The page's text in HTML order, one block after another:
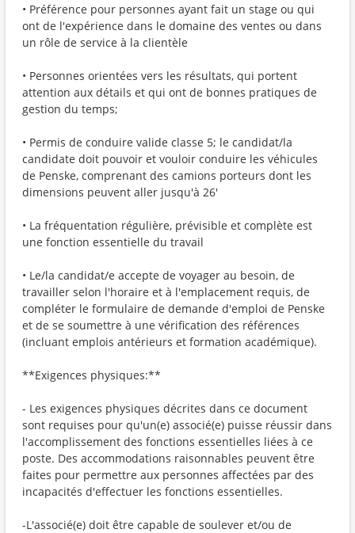
• Préférence pour personnes ayant fait un stage ou qui
ont de l'expérience dans le domaine des ventes ou dans
un rôle de service à la clientèle
• Personnes orientées vers les résultats, qui portent
attention aux détails et qui ont de bonnes pratiques de
gestion du temps;
• Permis de conduire valide classe 5; le candidat/la
candidate doit pouvoir et vouloir conduire les véhicules
de Penske, comprenant des camions porteurs dont les
dimensions peuvent aller jusqu'à 26'
• La fréquentation régulière, prévisible et complète est
une fonction essentielle du travail
• Le/la candidat/e accepte de voyager au besoin, de
travailler selon l'horaire et à l'emplacement requis, de
compléter le formulaire de demande d'emploi de Penske
et de se soumettre à une vérification des références
(incluant emplois antérieurs et formation académique).
**Exigences physiques:**
- Les exigences physiques décrites dans ce document
sont requises pour qu'un(e) associé(e) puisse réussir dans
l'accomplissement des fonctions essentielles liées à ce
poste. Des accommodations raisonnables peuvent être
faites pour permettre aux personnes affectées par des
incapacités d'effectuer les fonctions essentielles.
-L'associé(e) doit être capable de soulever et/ou de